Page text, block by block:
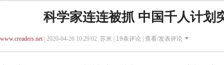
科学家连连被抓 中国千人计划
www.creaders.net| 2020-04-26 10:29:02 苏米 | 19条评论 | 查看/发表评论